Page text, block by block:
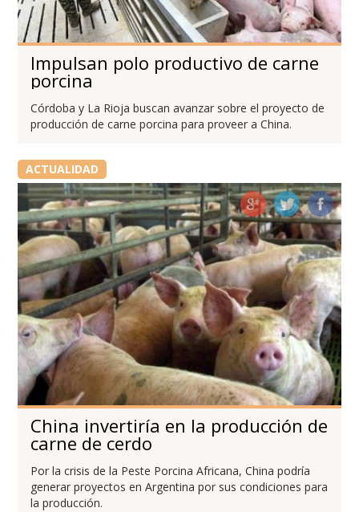
Impulsan polo productivo de carne
porcina
Córdoba y La Rioja buscan avanzar sobre el proyecto de
producción de carne porcina para proveer a China.
ACTUALIDAD
China invertiría en la producción de
carne de cerdo
Por la crisis de la Peste Porcina Africana, China podría
generar proyectos en Argentina por sus condiciones para
la producción.